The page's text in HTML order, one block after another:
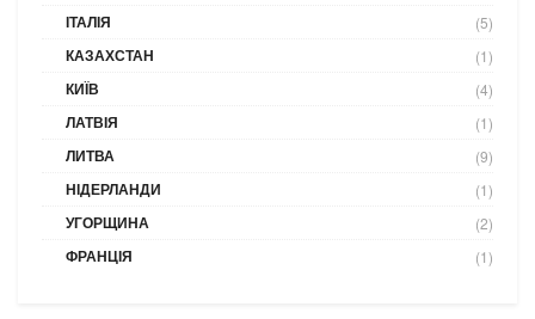
ІТАЛІЯ (5)
КАЗАХСТАН (1)
КИЇВ (4)
ЛАТВІЯ (1)
ЛИТВА (9)
НІДЕРЛАНДИ (1)
УГОРЩИНА (2)
ФРАНЦІЯ (1)